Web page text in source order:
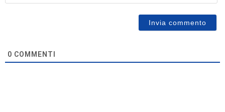
0 COMMENTI